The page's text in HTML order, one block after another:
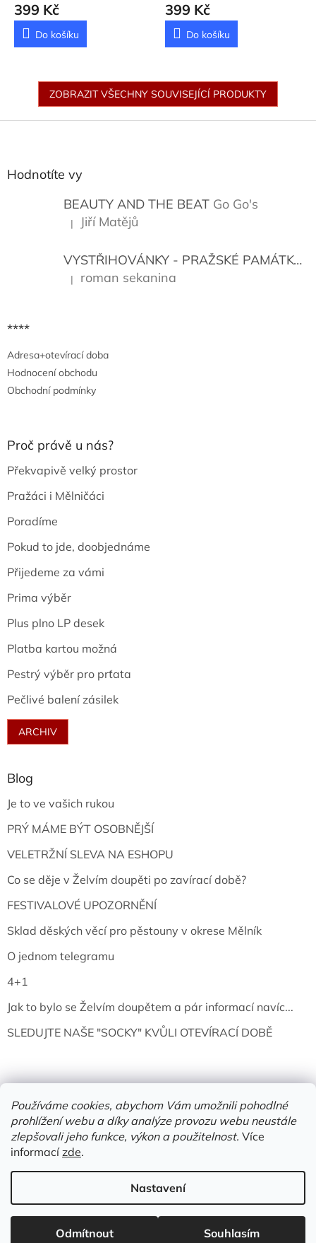
Používáme cookies, abychom Vám umožnili pohodlné
prohlížení webu a díky analýze provozu webu neustále
zlepšovali jeho funkce, výkon a použitelnost. Více
informacízde.
Nastavení
Odmítnout Souhlasím
399 Kč
Do košíku
399 Kč
Do košíku
ZOBRAZIT VŠECHNY SOUVISEJÍCÍ PRODUKTY
Hodnotíte vy
BEAUTY AND THE BEAT Go Go's
Hodnocení produktu je 5 z 5 hvězdiček.
| Jiří Matějů
VYSTŘIHOVÁNKY - PRAŽSKÉ PAMÁTKY
Hodnocení produktu je 5 z 5 hvězdiček.
| roman sekanina
****
Adresa+otevírací doba
Hodnocení obchodu
Obchodní podmínky
Proč právě u nás?
Překvapivě velký prostor
Pražáci i Mělničáci
Poradíme
Pokud to jde, doobjednáme
Přijedeme za vámi
Prima výběr
Plus plno LP desek
Platba kartou možná
Pestrý výběr pro prťata
Pečlivé balení zásilek
ARCHIV
Blog
Je to ve vašich rukou
PRÝ MÁME BÝT OSOBNĚJŠÍ
VELETRŽNÍ SLEVA NA ESHOPU
Co se děje v Želvím doupěti po zavírací době?
FESTIVALOVÉ UPOZORNĚNÍ
Sklad děských věcí pro pěstouny v okrese Mělník
O jednom telegramu
4+1
Jak to bylo se Želvím doupětem a pár informací navíc...
SLEDUJTE NAŠE "SOCKY" KVŮLI OTEVÍRACÍ DOBĚ
Vytvořil Shoptet
Copyright 2026Želví doupě | knihy & vinyly | Mělník. Všechna
práva vyhrazena.
Upravit nastavení cookies